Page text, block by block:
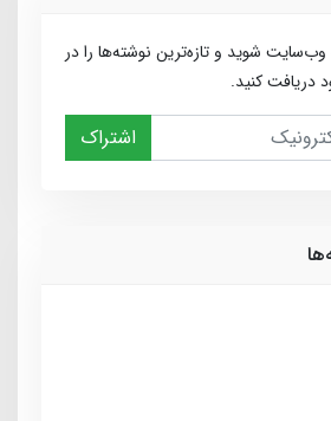
وب‌سایت شوید و تازه‌ترین نوشته‌ها را در
دریافت کنید.
اشتراک